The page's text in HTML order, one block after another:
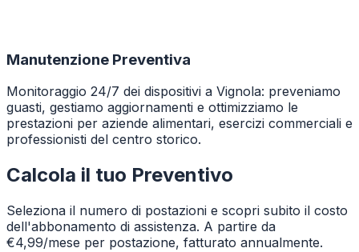
Manutenzione Preventiva
Monitoraggio 24/7 dei dispositivi a Vignola: preveniamo
guasti, gestiamo aggiornamenti e ottimizziamo le
prestazioni per aziende alimentari, esercizi commerciali e
professionisti del centro storico.
Calcola il tuo Preventivo
Seleziona il numero di postazioni e scopri subito il costo
dell'abbonamento di assistenza. A partire da
€4,99/mese per postazione, fatturato annualmente.